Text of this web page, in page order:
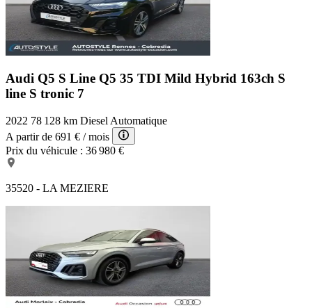
Audi Q5 S Line Q5 35 TDI Mild Hybrid 163ch S
line S tronic 7
2022 78 128 km Diesel Automatique
A partir de 691 € / mois
Prix du véhicule : 36 980 €
35520 - LA MEZIERE